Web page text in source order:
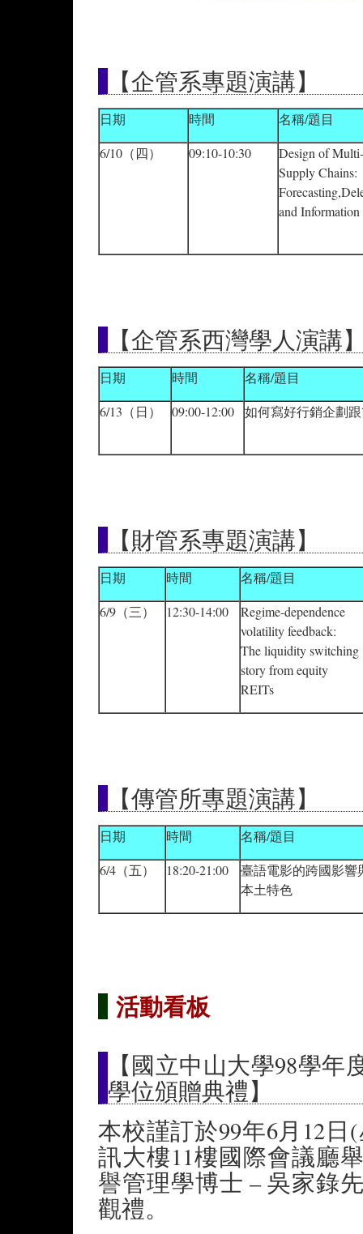
【企管系專題演講】
日期 時間
名稱/題目
6/10（四）
09:10-10:30
Design of
Supply Chains:
and Information
【企管系西灣學人演講
日期 時間
名稱/題目
6/13（日）
09:00-12:00 如何寫好行銷企劃
【財管系專題演講】
日期 時間
名稱/題目
6/9（三）
12:30-14:00
Regime-dependence
volatility feedback:
The liquidity switching
story from equity
REITs
【傳管所專題演講】
日期 時間
名稱/題目
6/4（五）
18:20-21:00
臺語電影的跨國影響
本土特色
活動看板
【國立中山大學98學
學位頒贈典禮】
本校謹訂於99年6月12
訊大樓11樓國際會議廳
譽管理學博士 – 吳家錄
觀禮。